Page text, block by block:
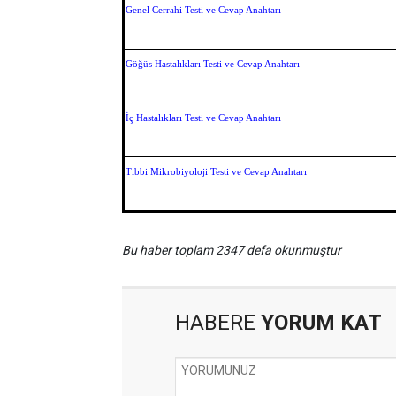
Genel Cerrahi Testi ve Cevap Anahtarı
Göğüs Hastalıkları Testi ve Cevap Anahtarı
İç Hastalıkları Testi ve Cevap Anahtarı
Tıbbi Mikrobiyoloji Testi ve Cevap Anahtarı
Bu haber toplam 2347 defa okunmuştur
HABERE YORUM KAT